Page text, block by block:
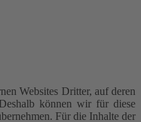
Websites Dritter, auf deren
können wir für diese
Für die Inhalte der